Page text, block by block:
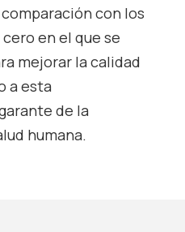
con los
en el que se
mejorar la calidad
a esta
de la
humana.